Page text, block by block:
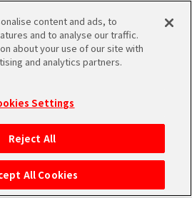
MEN
content and ads, to
and to analyse our traffic.
about your use of our site with
and analytics partners.
Settings
Reject All
All Cookies